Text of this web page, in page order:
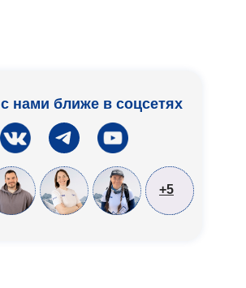
нами ближе в соцсетях
+5